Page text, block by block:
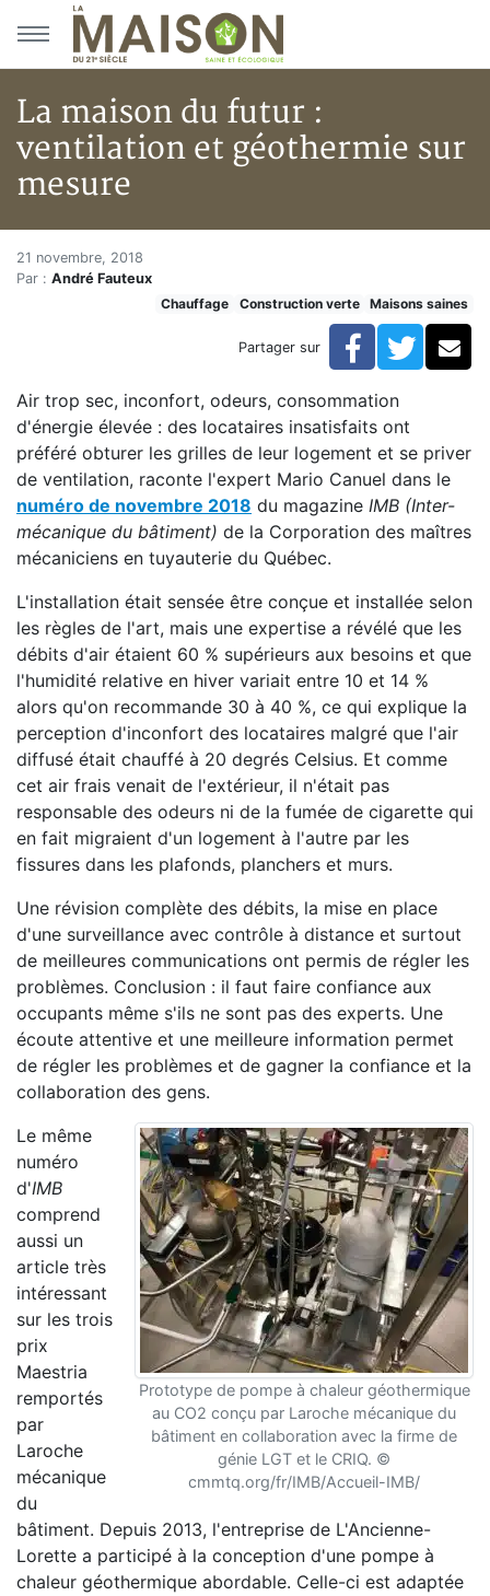
Aller au menu principal
Aller au contenu principal
La maison du futur :
ventilation et géothermie sur
mesure
Accueil
Articles
Maisons saines
Hypersensibilités environnementales
La maison du futur : ventilation et géothermie sur
La maison du futur :
21 novembre, 2018
Par : André Fauteux
Chauffage
Construction verte Maisons saines
Partager sur Facebook
Air trop sec, inconfort, odeurs, consommation
d'énergie élevée : des locataires insatisfaits ont
préféré obturer les grilles de leur logement et se priver
de ventilation, raconte l'expert Mario Canuel dans le
numéro de novembre 2018 du magazine IMB (Inter-
mécanique du bâtiment) de la Corporation des maîtres
mécaniciens en tuyauterie du Québec.
L'installation était sensée être conçue et installée selon
les règles de l'art, mais une expertise a révélé que les
débits d'air étaient 60 % supérieurs aux besoins et que
l'humidité relative en hiver variait entre 10 et 14 %
alors qu'on recommande 30 à 40 %, ce qui explique la
perception d'inconfort des locataires malgré que l'air
diffusé était chauffé à 20 degrés Celsius. Et comme
cet air frais venait de l'extérieur, il n'était pas
responsable des odeurs ni de la fumée de cigarette qui
en fait migraient d'un logement à l'autre par les
fissures dans les plafonds, planchers et murs.
Une révision complète des débits, la mise en place
d'une surveillance avec contrôle à distance et surtout
de meilleures communications ont permis de régler les
problèmes. Conclusion : il faut faire confiance aux
occupants même s'ils ne sont pas des experts. Une
écoute attentive et une meilleure information permet
de régler les problèmes et de gagner la confiance et la
collaboration des gens.
Prototype de pompe à chaleur géothermique
au CO2 conçu par Laroche mécanique du
bâtiment en collaboration avec la firme de
génie LGT et le CRIQ. ©
cmmtq.org/fr/IMB/Accueil-IMB/
Le même
numéro
d'IMB
comprend
aussi un
article très
intéressant
sur les trois
prix
Maestria
remportés
par
Laroche
mécanique
du
bâtiment. Depuis 2013, l'entreprise de L'Ancienne-
Lorette a participé à la conception d'une pompe à
chaleur géothermique abordable. Celle-ci est adaptée